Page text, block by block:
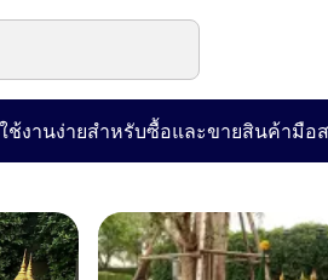
ง่ายสำหรับซื้อและขายสินค้ามือสอง!